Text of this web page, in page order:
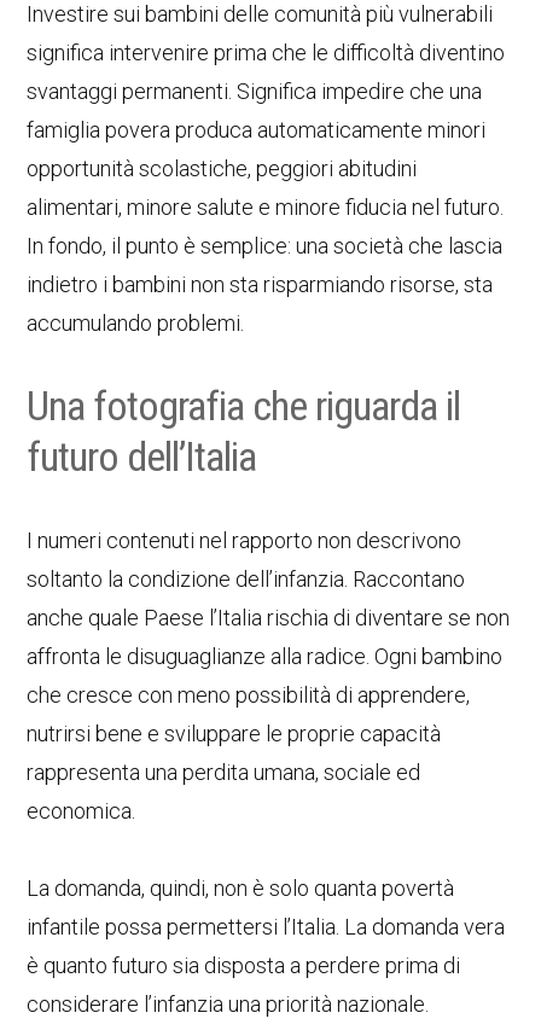
Investire sui bambini delle comunità più vulnerabili
significa intervenire prima che le difficoltà diventino
svantaggi permanenti. Significa impedire che una
famiglia povera produca automaticamente minori
opportunità scolastiche, peggiori abitudini
alimentari, minore salute e minore fiducia nel futuro.
In fondo, il punto è semplice: una società che lascia
indietro i bambini non sta risparmiando risorse, sta
accumulando problemi.
Una fotografia che riguarda il
futuro dell’Italia
I numeri contenuti nel rapporto non descrivono
soltanto la condizione dell’infanzia. Raccontano
anche quale Paese l’Italia rischia di diventare se non
affronta le disuguaglianze alla radice. Ogni bambino
che cresce con meno possibilità di apprendere,
nutrirsi bene e sviluppare le proprie capacità
rappresenta una perdita umana, sociale ed
economica.
La domanda, quindi, non è solo quanta povertà
infantile possa permettersi l’Italia. La domanda vera
è quanto futuro sia disposta a perdere prima di
considerare l’infanzia una priorità nazionale.